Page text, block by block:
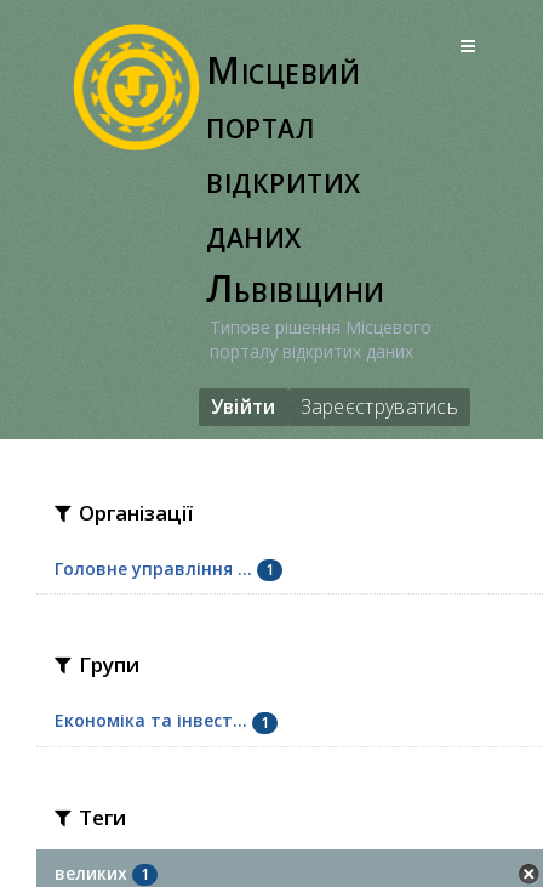
Місцевий
портал
відкритих
даних
Львівщини
Типове рішення Місцевого
порталу відкритих даних
Увійти Зареєструватись
Організації
Головне управління ... 1
Групи
Економіка та інвест... 1
Теги
великих 1